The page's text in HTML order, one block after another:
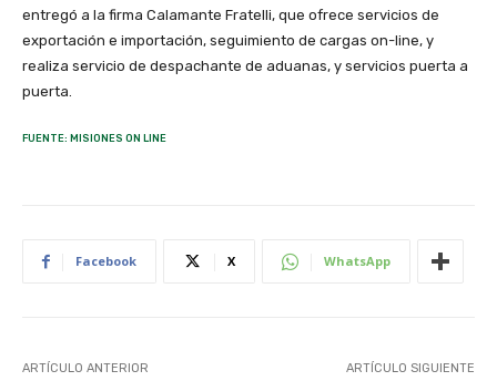
entregó a la firma Calamante Fratelli, que ofrece servicios de
exportación e importación, seguimiento de cargas on-line, y
realiza servicio de despachante de aduanas, y servicios puerta a
puerta.
FUENTE: MISIONES ON LINE
Facebook X WhatsApp
ARTÍCULO ANTERIOR ARTÍCULO SIGUIENTE